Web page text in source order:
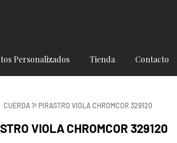
Personalizados Tienda Contacto
CUERDA 1ª PIRASTRO VIOLA CHROMCOR 329120
VIOLA CHROMCOR 329120